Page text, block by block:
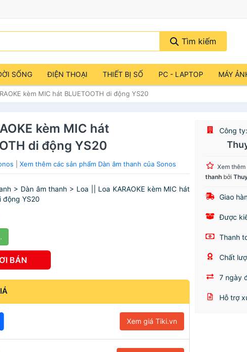
Tìm kiếm
SỐNG ĐIỆN THOẠI THIẾT BỊ SỐ PC - LAPTOP MÁY
kèm MIC hát BLUETOOTH di động YS20
kèm MIC hát
di động YS20
|Xem thêm các sản phẩm Dàn âm thanh của Sonos
> Dàn âm thanh > Loa || Loa KARAOKE kèm MIC hát
động YS20
BÁN
Xem giá Tiki.vn
Công ty:
Xem
thanh bởi
Giao
Được
Thanh
Chất
7 ngày
Hỗ trợ